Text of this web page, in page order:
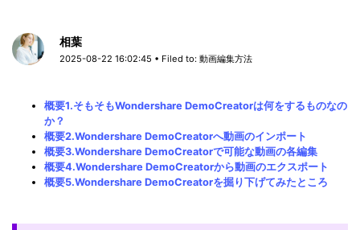
相葉
2025-08-22 16:02:45 • Filed to:動画編集方法
概要1.そもそもWondershare DemoCreatorは何をするものなの
か？
概要2.Wondershare DemoCreatorへ動画のインポート
概要3.Wondershare DemoCreatorで可能な動画の各編集
概要4.Wondershare DemoCreatorから動画のエクスポート
概要5.Wondershare DemoCreatorを掘り下げてみたところ